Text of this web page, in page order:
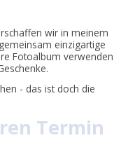
wir in meinem
einzigartige
Fotoalbum verwenden
- das ist doch die
Termin